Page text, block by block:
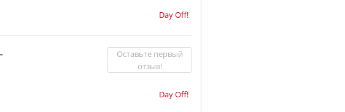
Day Off!
Day Off!
Оставьте первый
отзыв!